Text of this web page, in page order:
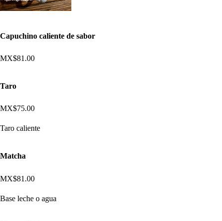
Capuchino caliente de sabor
MX$81.00
Taro
MX$75.00
Taro caliente
Matcha
MX$81.00
Base leche o agua